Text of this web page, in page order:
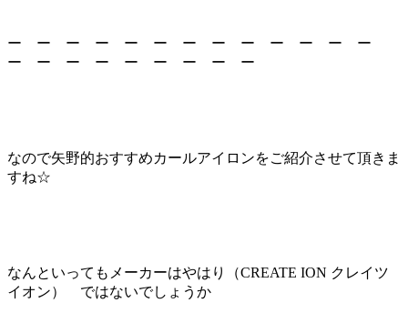
ー ー ー ー ー ー ー ー ー ー ー ー ー
ー ー ー ー ー ー ー ー ー
なので矢野的おすすめカールアイロンをご紹介させて頂きま
すね☆
なんといってもメーカーはやはり（CREATE ION クレイツ
イオン） ではないでしょうか